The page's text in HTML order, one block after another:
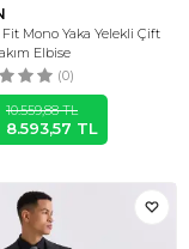
Mono Yaka Yelekli Çift
Elbise
(0)
10.559,88TL
8.593,57 TL